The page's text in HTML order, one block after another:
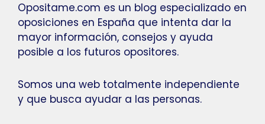
Opositame.com es un blog especializado en
oposiciones en España que intenta dar la
mayor información, consejos y ayuda
posible a los futuros opositores.
Somos una web totalmente independiente
y que busca ayudar a las personas.